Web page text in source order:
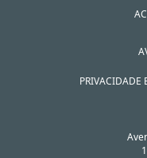
PRIVACIDADE